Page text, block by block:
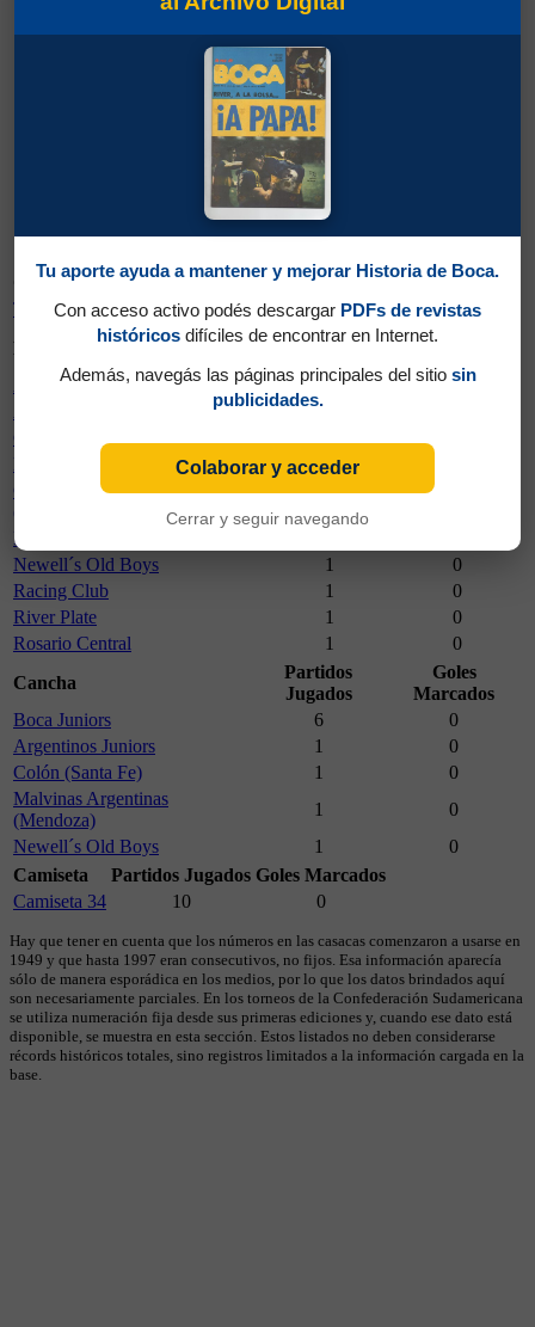
Banfield 3 - Boca 0
Campeonato Partidos Jugados Goles Marcados
Torneo Clausura 2010
10
0
Rival
Partidos
Goles
Argentinos Juniors
1
0
Colón (Santa Fe)
Estudiantes (La Plata)
1
Godoy Cruz Antonio Tomba
Lanús
Newell´s Old Boys
1
0
Racing Club
1
0
River Plate
1
0
Rosario Central
1
0
Cancha
Partidos
Jugados
Goles
Marcados
Boca Juniors
6
0
Argentinos Juniors
1
0
Colón (Santa Fe)
1
0
Malvinas Argentinas
(Mendoza)
1
0
Newell´s Old Boys
1
0
Camiseta
Partidos Jugados Goles Marcados
Camiseta 34
10 0
Hay que tener en cuenta que los números en las casacas comenzaron a usarse en
1949 y que hasta 1997 eran consecutivos, no fijos. Esa información aparecía
sólo de manera esporádica en los medios, por lo que los datos brindados aquí
son necesariamente parciales. En los torneos de la Confederación Sudamericana
se utiliza numeración fija desde sus primeras ediciones y, cuando ese dato está
disponible, se muestra en esta sección. Estos listados no deben considerarse
récords históricos totales, sino registros limitados a la información cargada en la
base.
Tu aporte ayuda a mantener y mejorar Historia de Boca.
Con acceso activo podés descargar PDFs de revistas
históricos difíciles de encontrar en Internet.
Además, navegás las páginas principales del sitio sin
publicidades.
Colaborar y acceder
Cerrar y seguir navegando